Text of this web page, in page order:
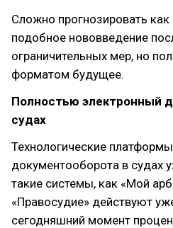
Сложно прогнозировать как
подобное нововведение
ограничительных мер, но
форматом будущее.
Полностью электронный
судах
Технологические
документооборота в судах
такие системы, как «Мой
«Правосудие» действуют
сегодняшний момент